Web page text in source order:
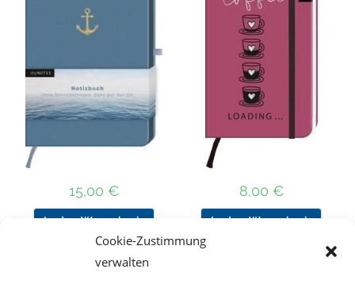
Cookie-Zustimmung
verwalten
15,00 €
In den Warenkorb
8,00 €
In den Warenkorb